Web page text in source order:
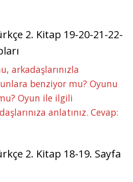
2. Kitap 19-20-21-22-
arkadaşlarınızla
benziyor mu? Oyunu
Oyun ile ilgili
anlatınız. Cevap:
2. Kitap 18-19. Sayfa